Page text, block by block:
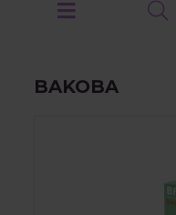
BAKOBA